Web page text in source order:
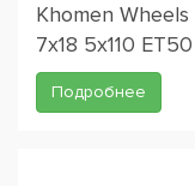
Khomen Wheels
7x18 5x110
Подробнее